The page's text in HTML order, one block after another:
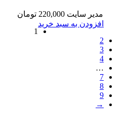
مدیر سایت 220,000 تومان
افزودن به سبد خرید
1
2
3
4
…
7
8
9
→